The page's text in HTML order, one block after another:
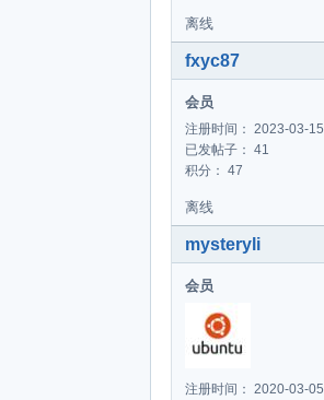
离线
fxyc87
会员
注册时间： 2023-03-15
已发帖子： 41
积分： 47
离线
mysteryli
会员
注册时间： 2020-03-05